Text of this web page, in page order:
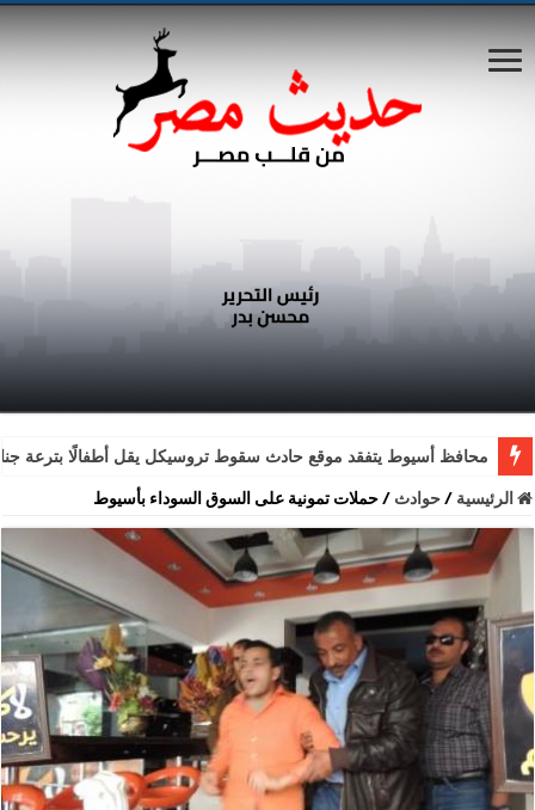
محافظ أسيوط يتفقد موقع حادث سقوط تروسيكل يقل أطفالًا بترعة
الرئيسية /حوادث /حملات تمونية على السوق السوداء بأسيوط